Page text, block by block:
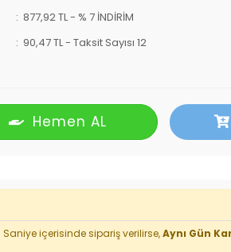
877,92 TL - % 7 İNDİRİM
90,47 TL- Taksit Sayısı 12
Hemen AL
Saniyeiçerisinde sipariş verilirse,Aynı Gün